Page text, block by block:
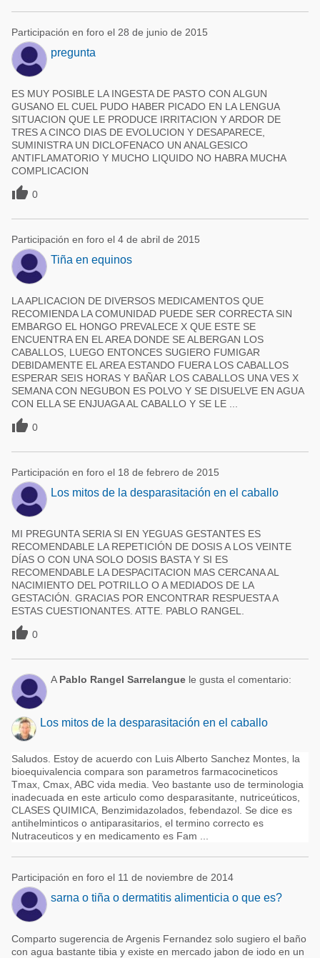
Participación en foro el 28 de junio de 2015
pregunta
ES MUY POSIBLE LA INGESTA DE PASTO CON ALGUN
GUSANO EL CUEL PUDO HABER PICADO EN LA LENGUA
SITUACION QUE LE PRODUCE IRRITACION Y ARDOR DE
TRES A CINCO DIAS DE EVOLUCION Y DESAPARECE,
SUMINISTRA UN DICLOFENACO UN ANALGESICO
ANTIFLAMATORIO Y MUCHO LIQUIDO NO HABRA MUCHA
COMPLICACION
 0
Participación en foro el 4 de abril de 2015
Tiña en equinos
LA APLICACION DE DIVERSOS MEDICAMENTOS QUE
RECOMIENDA LA COMUNIDAD PUEDE SER CORRECTA SIN
EMBARGO EL HONGO PREVALECE X QUE ESTE SE
ENCUENTRA EN EL AREA DONDE SE ALBERGAN LOS
CABALLOS, LUEGO ENTONCES SUGIERO FUMIGAR
DEBIDAMENTE EL AREA ESTANDO FUERA LOS CABALLOS
ESPERAR SEIS HORAS Y BAÑAR LOS CABALLOS UNA VES X
SEMANA CON NEGUBON ES POLVO Y SE DISUELVE EN AGUA
CON ELLA SE ENJUAGA AL CABALLO Y SE LE ...
 0
Participación en foro el 18 de febrero de 2015
Los mitos de la desparasitación en el caballo
MI PREGUNTA SERIA SI EN YEGUAS GESTANTES ES
RECOMENDABLE LA REPETICIÓN DE DOSIS A LOS VEINTE
DÍAS O CON UNA SOLO DOSIS BASTA Y SI ES
RECOMENDABLE LA DESPACITACION MAS CERCANA AL
NACIMIENTO DEL POTRILLO O A MEDIADOS DE LA
GESTACIÓN. GRACIAS POR ENCONTRAR RESPUESTA A
ESTAS CUESTIONANTES. ATTE. PABLO RANGEL.
 0
A Pablo Rangel Sarrelangue le gusta el comentario:
Los mitos de la desparasitación en el caballo
Saludos. Estoy de acuerdo con Luis Alberto Sanchez Montes, la
bioequivalencia compara son parametros farmacocineticos
Tmax, Cmax, ABC vida media. Veo bastante uso de terminologia
inadecuada en este articulo como desparasitante, nutriceúticos,
CLASES QUIMICA, Benzimidazolados, febendazol. Se dice es
antihelminticos o antiparasitarios, el termino correcto es
Nutraceuticos y en medicamento es Fam ...
Participación en foro el 11 de noviembre de 2014
sarna o tiña o dermatitis alimenticia o que es?
Comparto sugerencia de Argenis Fernandez solo sugiero el baño
con agua bastante tibia y existe en mercado jabon de iodo en un